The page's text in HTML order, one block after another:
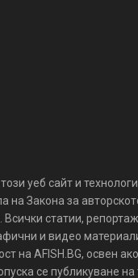
уеб сайт и
на Закона за
Всички статии,
и видео
на AFISH.BG, освен
се публикуване на